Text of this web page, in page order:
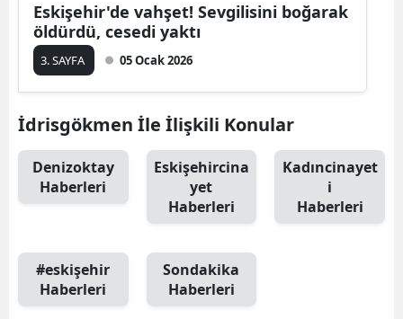
Eskişehir
Gaziantep
Giresun
Gümüşhane
Hakkari
Hatay
Mersin
Eskişehir'de vahşet! Sevgilisini boğarak
öldürdü, cesedi yaktı
3. SAYFA 05 Ocak 2026
İdrisgökmen İle İlişkili Konular
Denizoktay
Haberleri
Eskişehircina
yet
Haberleri
Kadıncinayet
i
Haberleri
#eskişehir
Haberleri
Sondakika
Haberleri